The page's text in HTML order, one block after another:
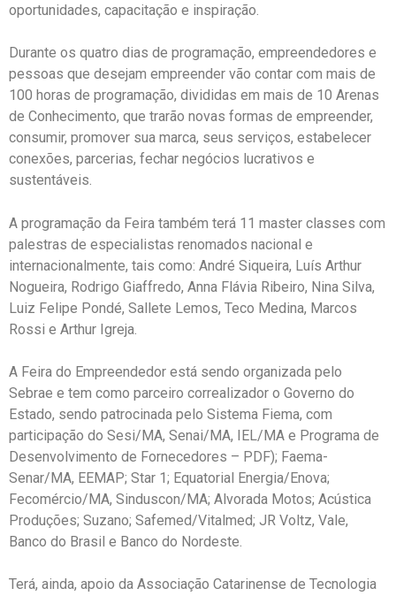
oportunidades, capacitação e inspiração.
Durante os quatro dias de programação, empreendedores e
pessoas que desejam empreender vão contar com mais de
100 horas de programação, divididas em mais de 10 Arenas
de Conhecimento, que trarão novas formas de empreender,
consumir, promover sua marca, seus serviços, estabelecer
conexões, parcerias, fechar negócios lucrativos e
sustentáveis.
A programação da Feira também terá 11 master classes com
palestras de especialistas renomados nacional e
internacionalmente, tais como: André Siqueira, Luís Arthur
Nogueira, Rodrigo Giaffredo, Anna Flávia Ribeiro, Nina Silva,
Luiz Felipe Pondé, Sallete Lemos, Teco Medina, Marcos
Rossi e Arthur Igreja.
A Feira do Empreendedor está sendo organizada pelo
Sebrae e tem como parceiro correalizador o Governo do
Estado, sendo patrocinada pelo Sistema Fiema, com
participação do Sesi/MA, Senai/MA, IEL/MA e Programa de
Desenvolvimento de Fornecedores – PDF); Faema-
Senar/MA, EEMAP; Star 1; Equatorial Energia/Enova;
Fecomércio/MA, Sinduscon/MA; Alvorada Motos; Acústica
Produções; Suzano; Safemed/Vitalmed; JR Voltz, Vale,
Banco do Brasil e Banco do Nordeste.
Terá, ainda, apoio da Associação Catarinense de Tecnologia